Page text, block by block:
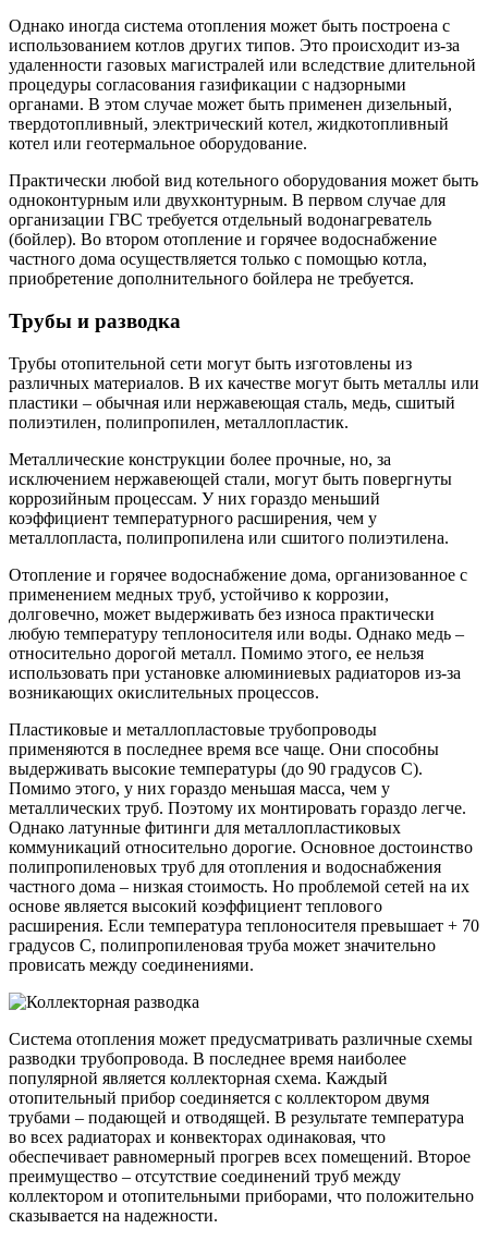
Однако иногда система отопления может быть построена с
использованием котлов других типов. Это происходит из-за
удаленности газовых магистралей или вследствие длительной
процедуры согласования газификации с надзорными
органами. В этом случае может быть применен дизельный,
твердотопливный, электрический котел, жидкотопливный
котел или геотермальное оборудование.
Практически любой вид котельного оборудования может быть
одноконтурным или двухконтурным. В первом случае для
организации ГВС требуется отдельный водонагреватель
(бойлер). Во втором отопление и горячее водоснабжение
частного дома осуществляется только с помощью котла,
приобретение дополнительного бойлера не требуется.
Трубы и разводка
Трубы отопительной сети могут быть изготовлены из
различных материалов. В их качестве могут быть металлы или
пластики – обычная или нержавеющая сталь, медь, сшитый
полиэтилен, полипропилен, металлопластик.
Металлические конструкции более прочные, но, за
исключением нержавеющей стали, могут быть повергнуты
коррозийным процессам. У них гораздо меньший
коэффициент температурного расширения, чем у
металлопласта, полипропилена или сшитого полиэтилена.
Отопление и горячее водоснабжение дома, организованное с
применением медных труб, устойчиво к коррозии,
долговечно, может выдерживать без износа практически
любую температуру теплоносителя или воды. Однако медь –
относительно дорогой металл. Помимо этого, ее нельзя
использовать при установке алюминиевых радиаторов из-за
возникающих окислительных процессов.
Пластиковые и металлопластовые трубопроводы
применяются в последнее время все чаще. Они способны
выдерживать высокие температуры (до 90 градусов С).
Помимо этого, у них гораздо меньшая масса, чем у
металлических труб. Поэтому их монтировать гораздо легче.
Однако латунные фитинги для металлопластиковых
коммуникаций относительно дорогие. Основное достоинство
полипропиленовых труб для отопления и водоснабжения
частного дома – низкая стоимость. Но проблемой сетей на их
основе является высокий коэффициент теплового
расширения. Если температура теплоносителя превышает + 70
градусов С, полипропиленовая труба может значительно
провисать между соединениями.
Система отопления может предусматривать различные схемы
разводки трубопровода. В последнее время наиболее
популярной является коллекторная схема. Каждый
отопительный прибор соединяется с коллектором двумя
трубами – подающей и отводящей. В результате температура
во всех радиаторах и конвекторах одинаковая, что
обеспечивает равномерный прогрев всех помещений. Второе
преимущество – отсутствие соединений труб между
коллектором и отопительными приборами, что положительно
сказывается на надежности.